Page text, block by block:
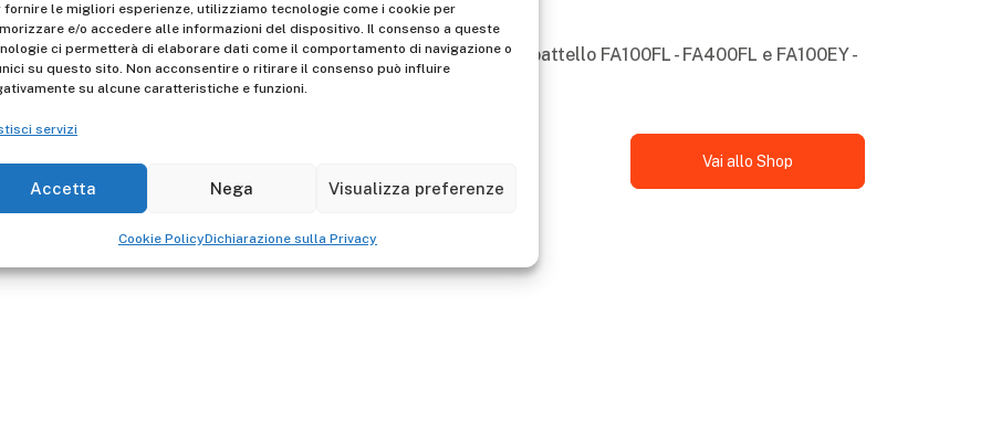
fornire le migliori esperienze, utilizziamo tecnologie come i cookie per
e/o accedere alle informazioni del dispositivo. Il consenso a queste
ci permetterà di elaborare dati come il comportamento di navigazione o
su questo sito. Non acconsentire o ritirare il consenso può influire
su alcune caratteristiche e funzioni.
servizi
Accetta Nega Visualizza preferenze
Cookie PolicyDichiarazione sulla Privacy
Descrizione
Kit barra stabilizzatrice per trabattello FA100FL - FA400FL e FA100EY -
FA200EY - FA400EY
Vai allo Shop